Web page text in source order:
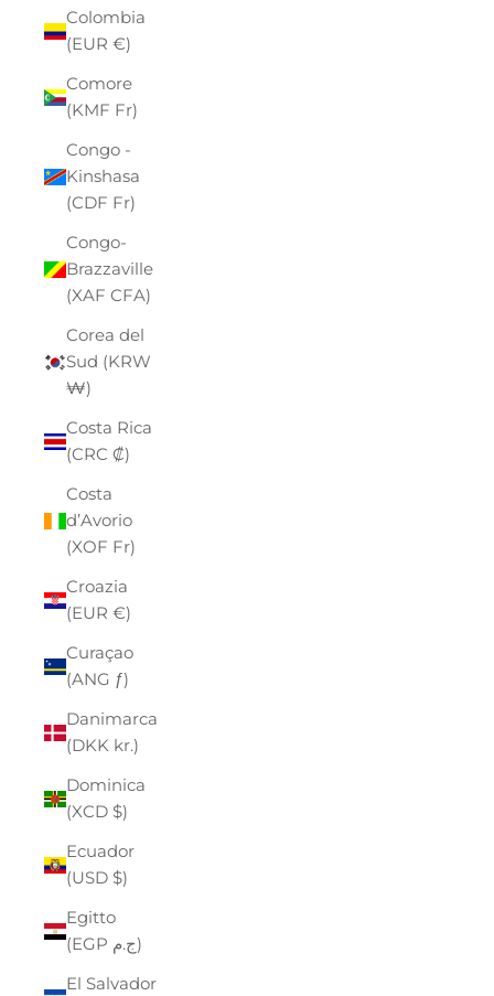
Colombia
(EUR €)
Comore
(KMF Fr)
Congo -
Kinshasa
(CDF Fr)
Congo-
Brazzaville
(XAF CFA)
Corea del
Sud (KRW
₩)
Costa Rica
(CRC ₡)
Costa
d’Avorio
(XOF Fr)
Croazia
(EUR €)
Curaçao
(ANG ƒ)
Danimarca
(DKK kr.)
Dominica
(XCD $)
Ecuador
(USD $)
Egitto
(EGP ج.م)
El Salvador